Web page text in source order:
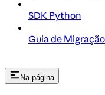
SDK Python
Guia de Migração
Na página